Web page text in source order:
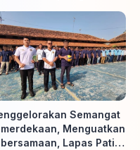
Semangat
Menguatkan
Lapas Pati